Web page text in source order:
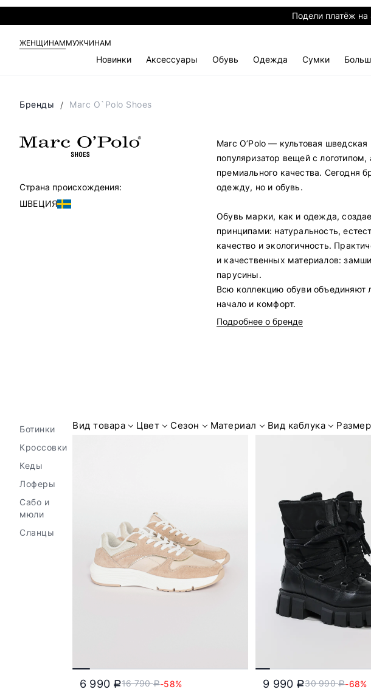
Подели платёж
ЖЕНЩИНАММУЖЧИНАМ
Новинки Аксессуары Обувь Одежда Сумки
Бренды Marc O`Polo Shoes
Страна происхождения:
ШВЕЦИЯ
Marc O’Polo — культовая
популяризатор вещей с
премиального качества. Сегодня
одежду, но и обувь.
Обувь марки, как и одежда,
принципами: натуральность,
качество и экологичность.
и качественных материалов:
парусины.
Всю коллекцию обуви объединяют
начало и комфорт.
Подробнее о бренде
Ботинки
Кроссовки
Кеды
Лоферы
Сабо и
мюли
Сланцы
Вид товара Цвет Сезон Материал Вид каблука Размер
6 990 a16 790a-58% 9 990 a30 990a-68%